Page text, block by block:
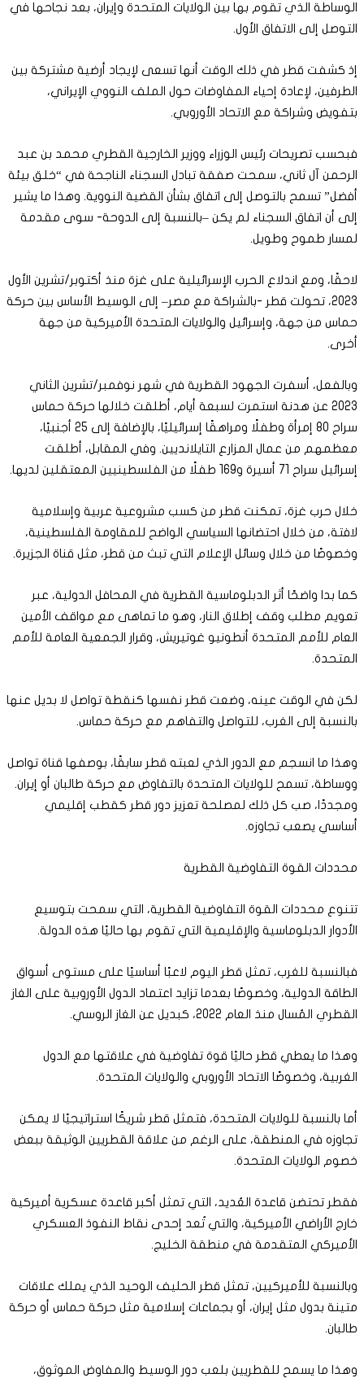
الوساطة الذي تقوم بها بين الولايات المتحدة وإيران، بعد نجاحها في
التوصل إلى الاتفاق الأول.
إذ كشفت قطر في ذلك الوقت أنها تسعى لإيجاد أرضية مشتركة بين
الطرفين، لإعادة إحياء المفاوضات حول الملف النووي الإيراني،
بتفويض وشراكة مع الاتحاد الأوروبي.
فبحسب تصريحات رئيس الوزراء ووزير الخارجية القطري محمد بن عبد
الرحمن آل ثاني، سمحت صفقة تبادل السجناء الناجحة في “خلق بيئة
أفضل” تسمح بالتوصل إلى اتفاق بشأن القضية النووية. وهذا ما يشير
إلى أن اتفاق السجناء لم يكن –بالنسبة إلى الدوحة- سوى مقدمة
لمسار طموح وطويل.
لاحقًا، ومع اندلاع الحرب الإسرائيلية على غزة منذ أكتوبر/تشرين الأول
2023، تحولت قطر -بالشراكة مع مصر– إلى الوسيط الأساس بين حركة
حماس من جهة، وإسرائيل والولايات المتحدة الأميركية من جهة
أخرى.
وبالفعل، أسفرت الجهود القطرية في شهر نوفمبر/تشرين الثاني
2023 عن هدنة استمرت لسبعة أيام، أطلقت خلالها حركة حماس
سراح 80 إمرأة وطفلًا ومراهقًا إسرائيليًا، بالإضافة إلى 25 أجنبيًا،
معظمهم من عمال المزارع التايلانديين. وفي المقابل، أطلقت
إسرائيل سراح 71 أسيرة و169 طفلًا من الفلسطينيين المعتقلين لديها.
خلال حرب غزة، تمكنت قطر من كسب مشروعية عربية وإسلامية
لافتة، من خلال احتضانها السياسي الواضح للمقاومة الفلسطينية،
وخصوصًا من خلال وسائل الإعلام التي تبث من قطر، مثل قناة الجزيرة.
كما بدا واضحًا أثر الدبلوماسية القطرية في المحافل الدولية، عبر
تعويم مطلب وقف إطلاق النار، وهو ما تماهى مع مواقف الأمين
العام للأمم المتحدة أنطونيو غوتيريش، وقرار الجمعية العامة للأمم
المتحدة.
لكن في الوقت عينه، وضعت قطر نفسها كنقطة تواصل لا بديل عنها
بالنسبة إلى الغرب، للتواصل والتفاهم مع حركة حماس.
وهذا ما انسجم مع الدور الذي لعبته قطر سابقًا، بوصفها قناة تواصل
ووساطة، تسمح للولايات المتحدة بالتفاوض مع حركة طالبان أو إيران.
ومجددًا، صب كل ذلك لمصلحة تعزيز دور قطر كقطب إقليمي
أساسي يصعب تجاوزه.
محددات القوة التفاوضية القطرية
تتنوع محددات القوة التفاوضية القطرية، التي سمحت بتوسيع
الأدوار الدبلوماسية والإقليمية التي تقوم بها حاليًا هذه الدولة.
فبالنسبة للغرب، تمثل قطر اليوم لاعبًا أساسيًا على مستوى أسواق
الطاقة الدولية، وخصوصًا بعدما تزايد اعتماد الدول الأوروبية على الغاز
القطري المُسال منذ العام 2022، كبديل عن الغاز الروسي.
وهذا ما يعطي قطر حاليًا قوة تفاوضية في علاقتها مع الدول
الغربية، وخصوصًا الاتحاد الأوروبي والولايات المتحدة.
أما بالنسبة للولايات المتحدة، فتمثل قطر شريكًا استراتيجيًا لا يمكن
تجاوزه في المنطقة، على الرغم من علاقة القطريين الوثيقة ببعض
خصوم الولايات المتحدة.
فقطر تحتضن قاعدة العُديد، التي تمثل أكبر قاعدة عسكرية أميركية
خارج الأراضي الأميركية، والتي تُعد إحدى نقاط النفوذ العسكري
الأميركي المتقدمة في منطقة الخليج.
وبالنسبة للأميركيين، تمثل قطر الحليف الوحيد الذي يملك علاقات
متينة بدول مثل إيران، أو بجماعات إسلامية مثل حركة حماس أو حركة
طالبان.
وهذا ما يسمح للقطريين بلعب دور الوسيط والمفاوض الموثوق،